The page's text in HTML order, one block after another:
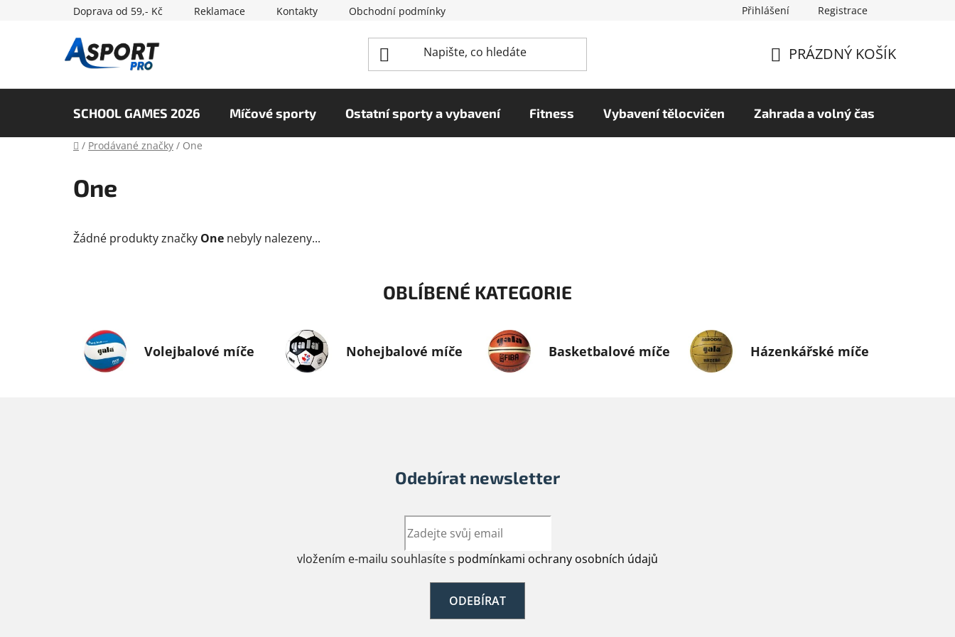
Doprava od 59,- Kč Reklamace Kontakty Obchodní podmínky Podmínky ochrany osobních údajů Hodnocení obchodu
Přihlášení Registrace
KOŠÍK
PRÁZDNÝ KOŠÍK
SCHOOL GAMES 2026 Míčové sporty Ostatní sporty a vybavení Fitness Vybavení tělocvičen Zahrada a volný čas
Domů
/ Prodávané značky / One
One
Žádné produkty značky One nebyly nalezeny...
OBLÍBENÉ KATEGORIE
Volejbalové míče Nohejbalové míče Basketbalové míče Házenkářské míče
Odebírat newsletter
vložením e-mailu souhlasíte s podmínkami ochrany osobních údajů
ODEBÍRAT